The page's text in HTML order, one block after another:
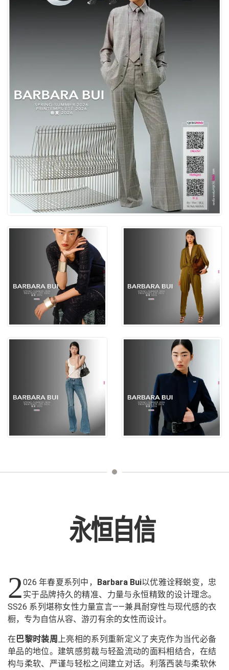
永恒自信
2026 年春夏系列中， Barbara Bui以优雅诠释蜕变，忠
实于品牌持久的精准、力量与永恒精致的设计理念。
SS26 系列堪称女性力量宣言——兼具耐穿性与现代感的衣
橱，专为自信从容、游刃有余的女性而设计。
在 巴黎时装周 上亮相的系列重新定义了夹克作为当代必备
单品的地位。建筑感剪裁与轻盈流动的面料相结合，在结
构与柔软、严谨与轻松之间建立对话。利落西装与柔软休